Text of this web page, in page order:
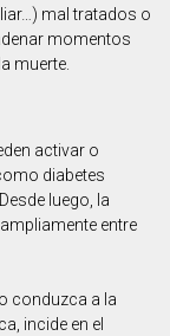
mal tratados o
momentos
muerte.
activar o
diabetes
luego, la
entre
conduzca a la
incide en el